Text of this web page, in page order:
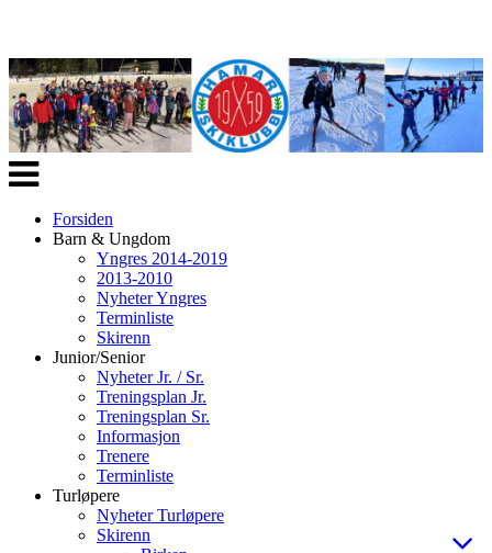
Veksle
navigasjon
Forsiden
Barn & Ungdom
Yngres 2014-2019
2013-2010
Nyheter Yngres
Terminliste
Skirenn
Junior/Senior
Nyheter Jr. / Sr.
Treningsplan Jr.
Treningsplan Sr.
Informasjon
Trenere
Terminliste
Turløpere
Nyheter Turløpere
Skirenn